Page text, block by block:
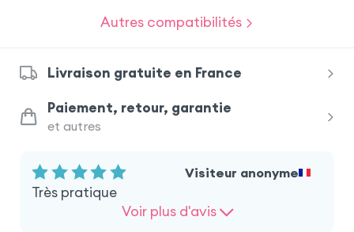
Samsung Galaxy S9 Plus iPhone 11 Pro
Samsung Galaxy S20
Samsung Galaxy S9
Samsung Galaxy Note 10 Plus
Autres compatibilités
Livraison gratuite en France
Paiement, retour, garantie
et autres
Visiteur anonyme
Très pratique
Voir plus d'avis